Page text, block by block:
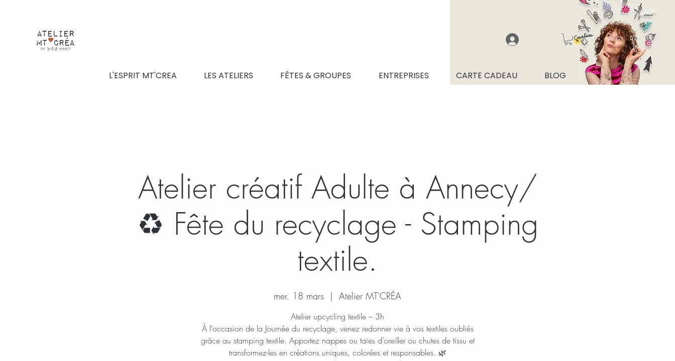
L'ESPRIT MT'CREA LES ATELIERS FÊTES & GROUPES ENTREPRISES CARTE CADEAU BLOG
Atelier créatif Adulte à Annecy/
♻️ Fête du recyclage - Stamping
textile.
mer. 18 mars
  |
Atelier MT'CRÉA
Atelier upcycling textile – 3h
À l’occasion de la Journée du recyclage, venez redonner vie à vos textiles oubliés
grâce au stamping textile. Apportez nappes ou taies d’oreiller ou chutes de tissu et
transformez-les en créations uniques, colorées et responsables. 🌿